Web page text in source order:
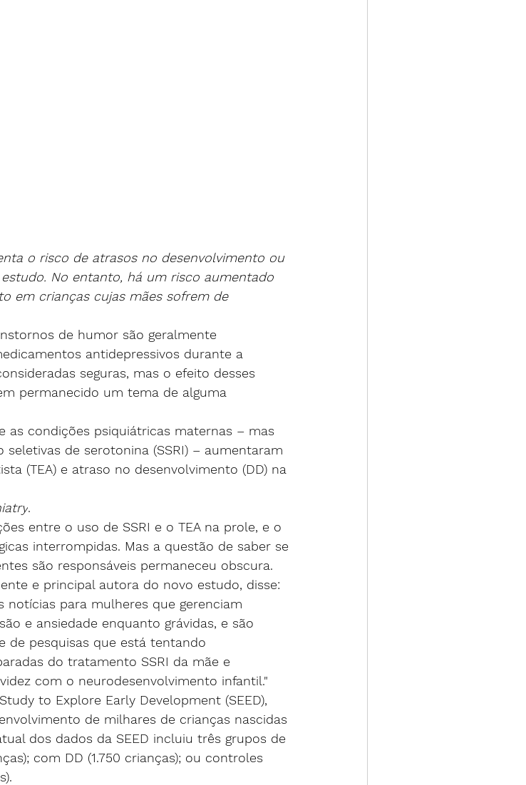
o risco de atrasos no desenvolvimento ou
No entanto, há um risco aumentado
em crianças cujas mães sofrem de
de humor são geralmente
antidepressivos durante a
seguras, mas o efeito desses
permanecido um tema de alguma
as condições psiquiátricas maternas – mas
de serotonina (SSRI) – aumentaram
(TEA) e atraso no desenvolvimento (DD) na
.
interrompidas. Mas a questão de saber se
são responsáveis permaneceu obscura.
e principal autora do novo estudo, disse:
notícias para mulheres que gerenciam
e ansiedade enquanto grávidas, e são
de pesquisas que está tentando
do tratamento SSRI da mãe e
com o neurodesenvolvimento infantil."
to Explore Early Development (SEED),
de milhares de crianças nascidas
dos dados da SEED incluiu três grupos de
com DD (1.750 crianças); ou controles